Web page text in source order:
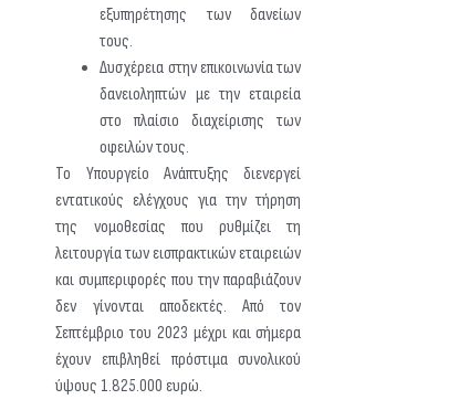
εξυπηρέτησης των δανείων
τους.
Δυσχέρεια στην επικοινωνία των
δανειοληπτών με την εταιρεία
στο πλαίσιο διαχείρισης των
οφειλών τους.
Το Υπουργείο Ανάπτυξης διενεργεί
εντατικούς ελέγχους για την τήρηση
της νομοθεσίας που ρυθμίζει τη
λειτουργία των εισπρακτικών εταιρειών
και συμπεριφορές που την παραβιάζουν
δεν γίνονται αποδεκτές. Από τον
Σεπτέμβριο του 2023 μέχρι και σήμερα
έχουν επιβληθεί πρόστιμα συνολικού
ύψους 1.825.000 ευρώ.